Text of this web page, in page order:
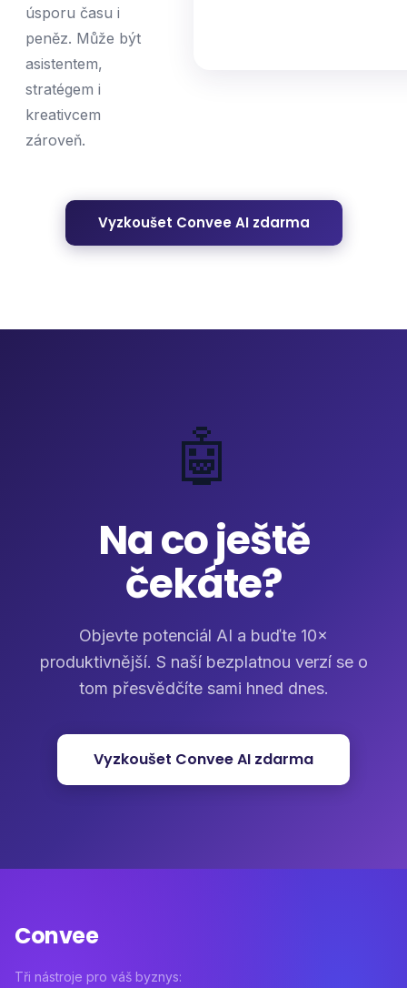
úsporu času i
peněz. Může být
asistentem,
stratégem i
kreativcem
zároveň.
Vyzkoušet Convee AI zdarma
🤖
Na co ještě
čekáte?
Objevte potenciál AI a buďte 10×
produktivnější. S naší bezplatnou verzí se o
tom přesvědčíte sami hned dnes.
Vyzkoušet Convee AI zdarma
Convee
Tři nástroje pro váš byznys: